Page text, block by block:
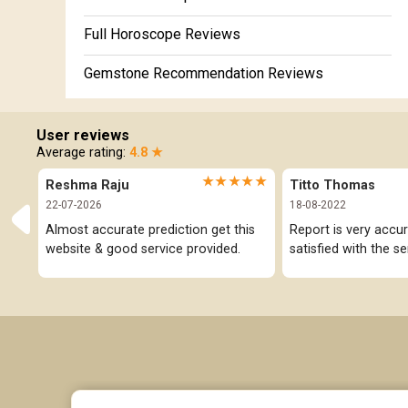
Numerology
Full Horoscope Reviews
Gemstone Recommendation Reviews
In-Depth Horoscope Reviews
Marriage Horoscope Reviews
Super Horoscope Reviews
Education Horoscope Reviews
Monthly Predictions Reviews
User reviews
Average rating: 4.8 ★
Reshma Raju ★★★★★
22-07-2026
Almost accurate prediction get this
website & good service provided.
Titto Thomas
18-08-2022
Report is very
satisfied with the